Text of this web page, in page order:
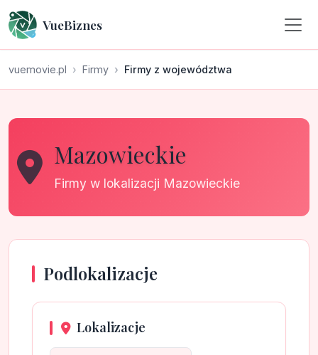
VueBiznes
vuemovie.pl Firmy Firmy z województwa
Mazowieckie
Firmy w lokalizacji Mazowieckie
Podlokalizacje
Lokalizacje